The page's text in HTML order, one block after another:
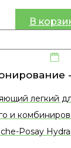
В
-
легкий
и
Posay